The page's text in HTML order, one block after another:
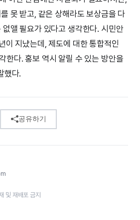
못 받고, 같은 상해라도 보상금을 다
앨 필요가 있다고 생각한다. 시민안
이 지났는데, 제도에 대한 통합적인
한다. 홍보 역시 알릴 수 있는 방안을
했다.
공유하기
및 재배포 금지